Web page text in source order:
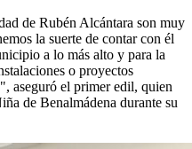
de Rubén Alcántara son muy
la suerte de contar con él
a lo más alto y para la
o proyectos
aseguró el primer edil, quien
de Benalmádena durante su